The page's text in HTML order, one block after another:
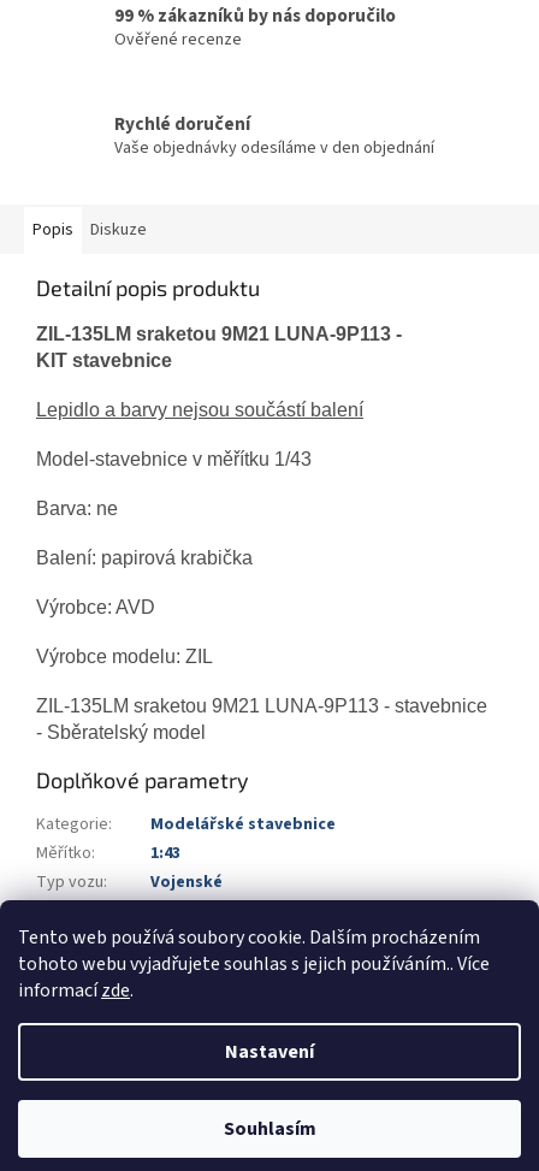
Tento web používá soubory cookie. Dalším procházením
tohoto webu vyjadřujete souhlas s jejich používáním.. Více
informacízde.
Nastavení
Souhlasím
99 % zákazníků by nás doporučilo
Ověřené recenze
Rychlé doručení
Vaše objednávky odesíláme v den objednání
Popis Diskuze
Detailní popis produktu
ZIL-135LM sraketou 9M21 LUNA-9P113 -
KIT stavebnice
Lepidlo a barvy nejsou součástí balení
Model-stavebnice v měřítku 1/43
Barva: ne
Balení: papirová krabička
Výrobce: AVD
Výrobce modelu: ZIL
ZIL-135LM sraketou 9M21 LUNA-9P113 - stavebnice
- Sběratelský model
Doplňkové parametry
Kategorie:
Modelářské stavebnice
Měřítko:
1:43
Typ vozu:
Vojenské
Výrobce: AVD
Vytvořil Shoptet
Automodels.cz. Všechna práva vyhrazena.